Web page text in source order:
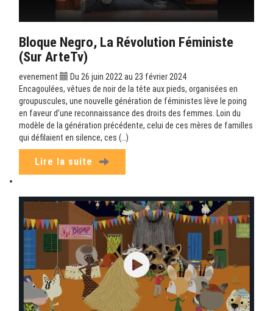
Bloque Negro, La Révolution Féministe
(sur ArteTv)
evenement
Du 26 juin 2022 au 23 février 2024
Encagoulées, vêtues de noir de la tête aux pieds, organisées en
groupuscules, une nouvelle génération de féministes lève le poing
en faveur d’une reconnaissance des droits des femmes. Loin du
modèle de la génération précédente, celui de ces mères de familles
qui défilaient en silence, ces (…)
Lire la suite